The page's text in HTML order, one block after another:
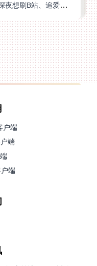
Quickback和巨鲸好用吗？在海外深夜想刷B站、追爱奇艺的你，或许正需要这份答案
户端
端
端